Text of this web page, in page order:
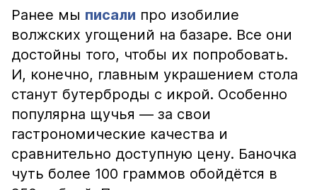
Ранее мы писали про изобилие
волжских угощений на базаре. Все они
достойны того, чтобы их попробовать.
И, конечно, главным украшением стола
станут бутерброды с икрой. Особенно
популярна щучья — за свои
гастрономические качества и
сравнительно доступную цену. Баночка
чуть более 100 граммов обойдётся в